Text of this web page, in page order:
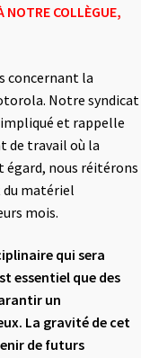
NOTRE COLLÈGUE,
concernant la
Notre syndicat
et rappelle
de travail où la
égard, nous réitérons
matériel
mois.
qui sera
essentiel que des
un
La gravité de cet
de futurs